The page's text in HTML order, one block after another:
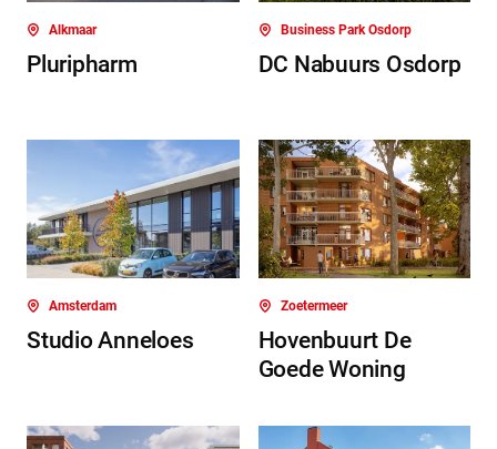
Alkmaar
Pluripharm
Business Park Osdorp
DC Nabuurs Osdorp
Amsterdam
Studio Anneloes
Zoetermeer
Hovenbuurt De
Goede Woning